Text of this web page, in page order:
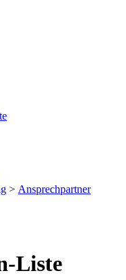
> Ansprechpartner
Liste